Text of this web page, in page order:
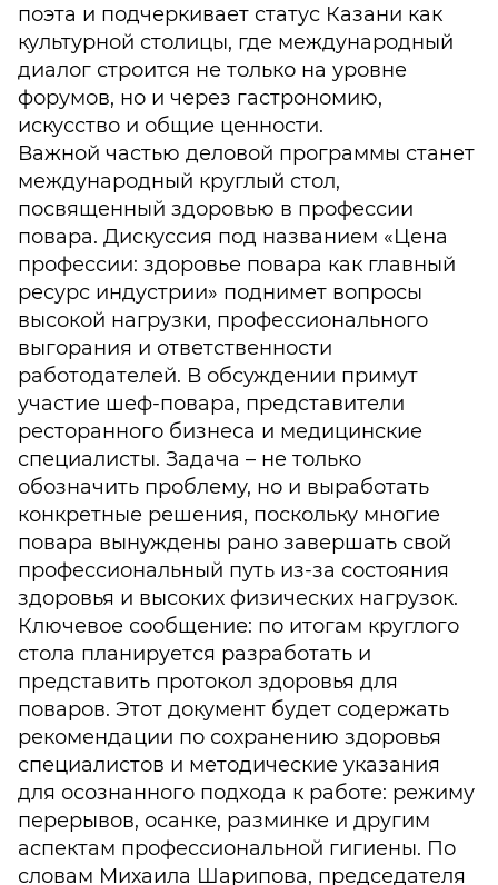
поэта и подчеркивает статус Казани как
культурной столицы, где международный
диалог строится не только на уровне
форумов, но и через гастрономию,
искусство и общие ценности.
Важной частью деловой программы станет
международный круглый стол,
посвященный здоровью в профессии
повара. Дискуссия под названием «Цена
профессии: здоровье повара как главный
ресурс индустрии» поднимет вопросы
высокой нагрузки, профессионального
выгорания и ответственности
работодателей. В обсуждении примут
участие шеф-повара, представители
ресторанного бизнеса и медицинские
специалисты. Задача – не только
обозначить проблему, но и выработать
конкретные решения, поскольку многие
повара вынуждены рано завершать свой
профессиональный путь из-за состояния
здоровья и высоких физических нагрузок.
Ключевое сообщение: по итогам круглого
стола планируется разработать и
представить протокол здоровья для
поваров. Этот документ будет содержать
рекомендации по сохранению здоровья
специалистов и методические указания
для осознанного подхода к работе: режиму
перерывов, осанке, разминке и другим
аспектам профессиональной гигиены. По
словам Михаила Шарипова, председателя